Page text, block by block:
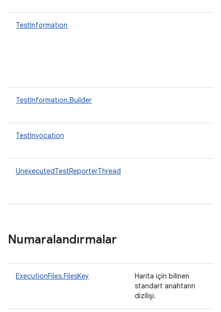
TestInformation
TestInformation.Builder
TestInvocation
UnexecutedTestReporterThread
Numaralandırmalar
ExecutionFiles.FilesKey
Harita için bilinen
standart anahtarın
dizilişi.